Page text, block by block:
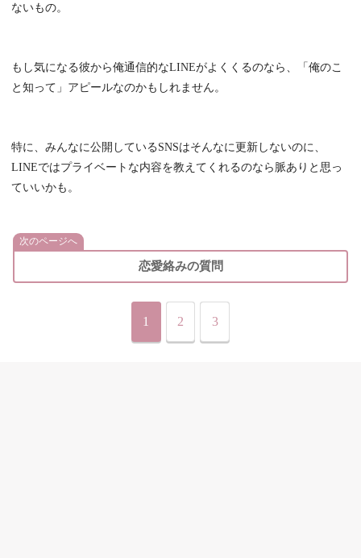
ないもの。
もし気になる彼から俺通信的なLINEがよくくるのなら、「俺のこ
と知って」アピールなのかもしれません。
特に、みんなに公開しているSNSはそんなに更新しないのに、
LINEではプライベートな内容を教えてくれるのなら脈ありと思っ
ていいかも。
次のページへ
恋愛絡みの質問
1 2 3